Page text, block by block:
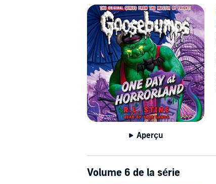
Aperçu
Volume 6 de la série